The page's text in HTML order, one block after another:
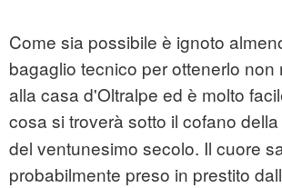
Come sia possibile è ignoto
bagaglio tecnico per ottenerlo non
alla casa d'Oltralpe ed è molto
cosa si troverà sotto il cofano
del ventunesimo secolo. Il cuore
probabilmente preso in prestito